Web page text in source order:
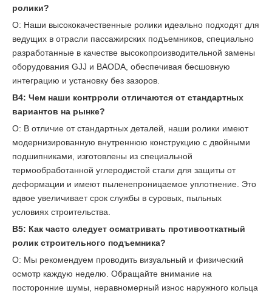
ролики?
О: Наши высококачественные ролики идеально подходят для
ведущих в отрасли пассажирских подъемников, специально
разработанные в качестве высокопроизводительной замены
оборудования GJJ и BAODA, обеспечивая бесшовную
интеграцию и установку без зазоров.
В4: Чем наши контрроли отличаются от стандартных
вариантов на рынке?
О: В отличие от стандартных деталей, наши ролики имеют
модернизированную внутреннюю конструкцию с двойными
подшипниками, изготовлены из специальной
термообработанной углеродистой стали для защиты от
деформации и имеют пыленепроницаемое уплотнение. Это
вдвое увеличивает срок службы в суровых, пыльных
условиях строительства.
В5: Как часто следует осматривать противооткатный
ролик строительного подъемника?
О: Мы рекомендуем проводить визуальный и физический
осмотр каждую неделю. Обращайте внимание на
посторонние шумы, неравномерный износ наружного кольца